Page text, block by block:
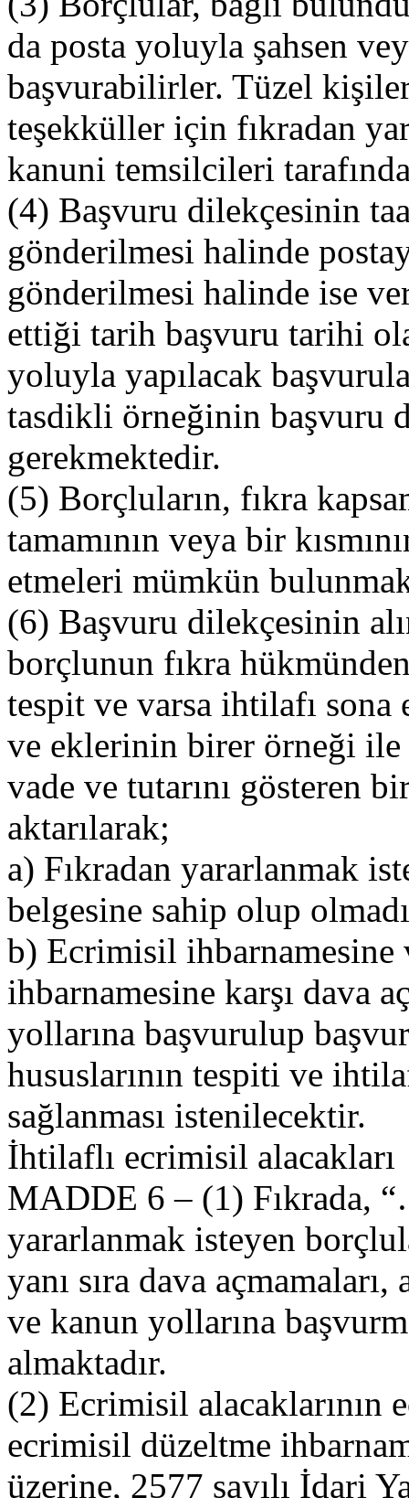
da posta yoluyla şahsen
başvurabilirler. Tüzel
teşekküller için fıkradan
kanuni temsilcileri
(4) Başvuru dilekçesinin
gönderilmesi halinde
gönderilmesi halinde ise
ettiği tarih başvuru tarihi
yoluyla yapılacak
tasdikli örneğinin başvuru
gerekmektedir.
(5) Borçluların, fıkra
tamamının veya bir
etmeleri mümkün
(6) Başvuru dilekçesinin
borçlunun fıkra
tespit ve varsa ihtilafı
ve eklerinin birer örneği ile
vade ve tutarını gösteren
aktarılarak;
a) Fıkradan yararlanmak
belgesine sahip olup
b) Ecrimisil
ihbarnamesine karşı dava
yollarına başvurulup
hususlarının tespiti ve
sağlanması istenilecektir.
İhtilaflı ecrimisil alacakları
MADDE 6 – (1) Fıkrada,
yararlanmak isteyen
yanı sıra dava
ve kanun yollarına
almaktadır.
(2) Ecrimisil alacaklarının
ecrimisil düzeltme
üzerine, 2577 sayılı İdari